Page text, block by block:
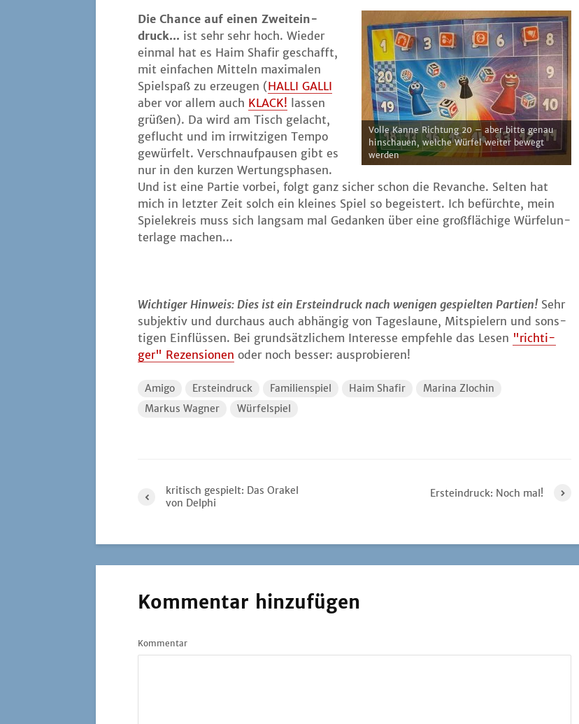
Vol­le Kan­ne Rich­tung 20 – aber bit­te genau
hin­schau­en, wel­che Wür­fel wei­ter bewegt
werden
Die Chan­ce auf einen Zweit­ein­
druck... ist sehr sehr hoch. Wie­der
ein­mal hat es Haim Shafir geschafft,
mit ein­fa­chen Mit­teln maxi­ma­len
Spiel­spaß zu erzeu­gen (HALLI GALLI
aber vor allem auch KLACK! las­sen
grü­ßen). Da wird am Tisch gelacht,
geflucht und im irr­wit­zi­gen Tem­po
gewür­felt. Ver­schnauf­pau­sen gibt es
nur in den kur­zen Wer­tungs­pha­sen.
Und ist eine Par­tie vor­bei, folgt ganz sicher schon die Revan­che. Sel­ten hat
mich in letz­ter Zeit solch ein klei­nes Spiel so begeis­tert. Ich befürch­te, mein
Spie­le­kreis muss sich lang­sam mal Gedan­ken über eine groß­flä­chi­ge Wür­fel­un­
ter­la­ge machen...
Wich­ti­ger Hin­weis: Dies ist ein Erst­ein­druck nach weni­gen gespiel­ten Par­tien! Sehr
sub­jek­tiv und durch­aus auch abhän­gig von Tages­lau­ne, Mit­spie­lern und sons­
ti­gen Ein­flüs­sen. Bei grund­sätz­li­chem Inter­es­se emp­feh­le das Lesen "rich­ti­
ger" Rezen­sio­nen oder noch bes­ser: ausprobieren!
Amigo Ersteindruck Familienspiel Haim Shafir
Marina Zlochin
Markus Wagner
Würfelspiel
kritisch gespielt: Das Orakel
von Delphi
Ersteindruck: Noch mal!
Kommentar hinzufügen
Kommentar